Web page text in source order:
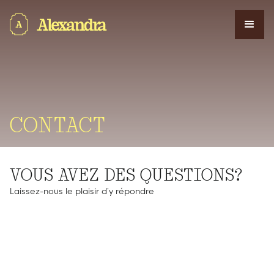
CONTACT
VOUS AVEZ DES QUESTIONS?
Laissez-nous le plaisir d’y répondre